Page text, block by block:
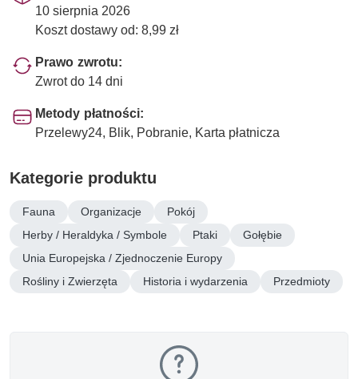
10 sierpnia 2026
Koszt dostawy od: 8,99 zł
Prawo zwrotu:
Zwrot do 14 dni
Metody płatności:
Przelewy24, Blik, Pobranie, Karta płatnicza
Kategorie produktu
Fauna Organizacje
Pokój
Herby / Heraldyka / Symbole
Ptaki
Gołębie
Unia Europejska / Zjednoczenie Europy
Rośliny i Zwierzęta
Historia i wydarzenia Przedmioty